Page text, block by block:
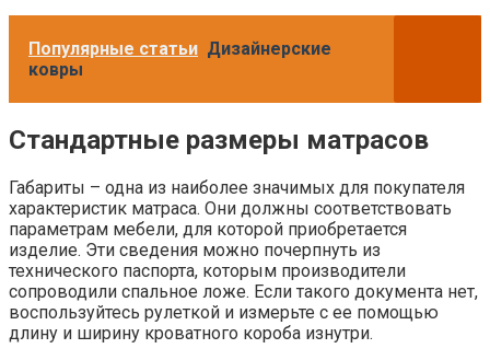
Популярные статьи Дизайнерские
ковры
Стандартные размеры матрасов
Габариты – одна из наиболее значимых для покупателя
характеристик матраса. Они должны соответствовать
параметрам мебели, для которой приобретается
изделие. Эти сведения можно почерпнуть из
технического паспорта, которым производители
сопроводили спальное ложе. Если такого документа нет,
воспользуйтесь рулеткой и измерьте с ее помощью
длину и ширину кроватного короба изнутри.